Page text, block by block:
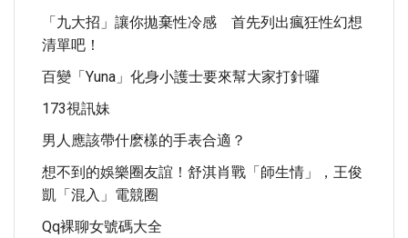
「九大招」讓你拋棄性冷感 首先列出瘋狂性幻想
清單吧！
百變「yuna」化身小護士要來幫大家打針囉
173視訊妹
男人應該帶什麽樣的手表合適？
想不到的娛樂圈友誼！舒淇肖戰「師生情」，王俊
凱「混入」電競圈
Qq裸聊女號碼大全